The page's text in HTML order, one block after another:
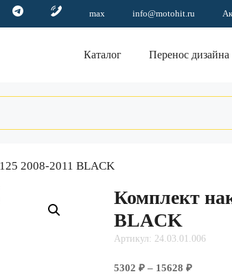
max info@motohit.ru
Каталог Перенос дизайна
2008-2011 BLACK
Комплект
BLACK
Артикул: 24.03.01.006
5302₽ – 15628₽Диапазон